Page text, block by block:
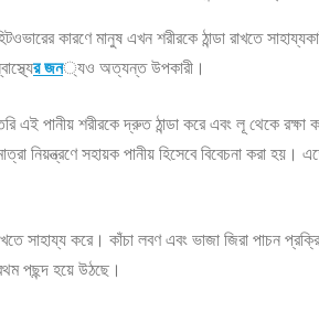
কারণে মানুষ এখন শরীরকে ঠান্ডা রাখতে
র জন্যও অত্যন্ত উপকারী।
এই পানীয় শরীরকে দ্রুত ঠান্ডা করে এবং লূ থেকে
নিয়ন্ত্রণে সহায়ক পানীয় হিসেবে বিবেচনা করা হয়।
সাহায্য করে। কাঁচা লবণ এবং ভাজা জিরা পাচন
পছন্দ হয়ে উঠছে।